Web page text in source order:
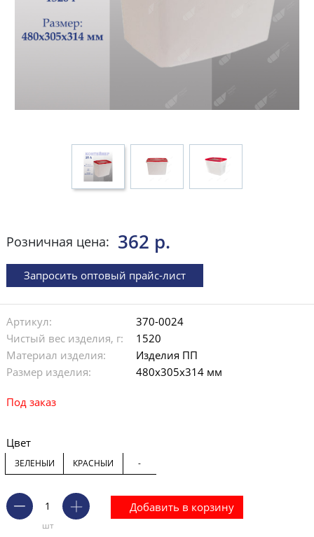
Розничная цена: 362 р.
Запросить оптовый прайс-лист
Артикул:
370-0024
Чистый вес изделия, г:
1520
Материал изделия:
Изделия ПП
Размер изделия:
480х305х314 мм
Под заказ
Цвет
ЗЕЛЕНЫЙ КРАСНЫЙ -
шт
Добавить в корзину